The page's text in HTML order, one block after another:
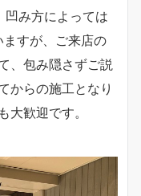
凹み方によっては
すが、ご来店の
、包み隠さずご説
からの施工となり
大歓迎です。